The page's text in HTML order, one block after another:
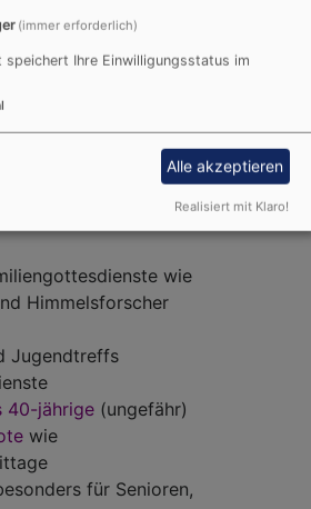
- aber das muss noch für diese
wie
Himmelsforscher
Jugendtreffs
40-jährige (ungefähr)
wie
für Senioren,
(immer erforderlich)
speichert Ihre Einwilligungsstatus im
Alle akzeptieren
Realisiert mit Klaro!